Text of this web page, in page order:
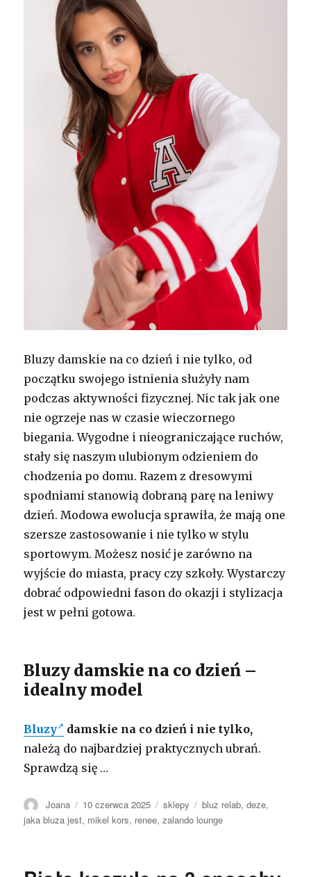
Bluzy damskie na co dzień i nie tylko, od
początku swojego istnienia służyły nam
podczas aktywności fizycznej. Nic tak jak one
nie ogrzeje nas w czasie wieczornego
biegania. Wygodne i nieograniczające ruchów,
stały się naszym ulubionym odzieniem do
chodzenia po domu. Razem z dresowymi
spodniami stanowią dobraną parę na leniwy
dzień. Modowa ewolucja sprawiła, że mają one
szersze zastosowanie i nie tylko w stylu
sportowym. Możesz nosić je zarówno na
wyjście do miasta, pracy czy szkoły. Wystarczy
dobrać odpowiedni fason do okazji i stylizacja
jest w pełni gotowa.
Bluzy damskie na co dzień –
idealny model
Bluzy
damskie na co dzień i nie tylko,
należą do najbardziej praktycznych ubrań.
Sprawdzą się …
Autor
Joana Opublikowano
10 czerwca 2025 Kategorie
sklepy Tagi
bluz relab,deze,
jaka bluza jest, mikel kors, renee,zalando lounge